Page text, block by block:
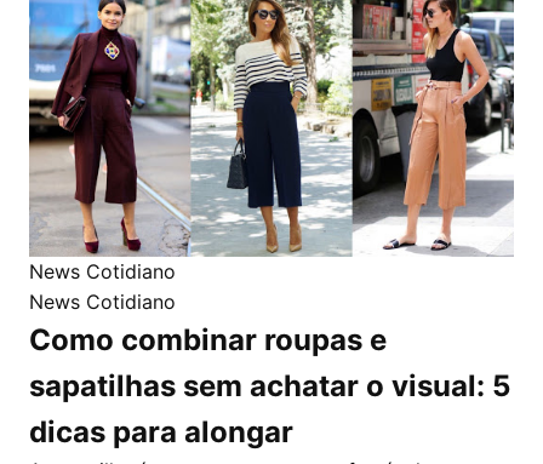
News Cotidiano
News Cotidiano
Como combinar roupas e
sapatilhas sem achatar o visual: 5
dicas para alongar